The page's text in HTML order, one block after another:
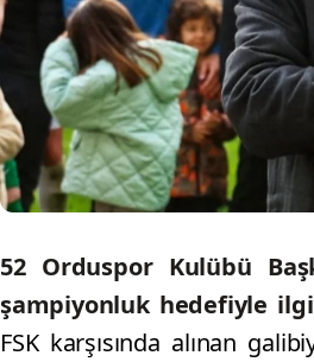
52 Orduspor Kulübü
şampiyonluk hedefiyle
FSK karşısında alınan